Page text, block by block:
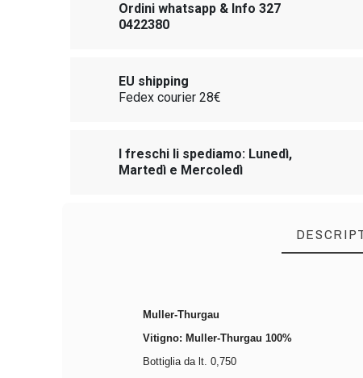
Ordini whatsapp & Info 327
0422380
EU shipping
Fedex courier 28€
I freschi li spediamo: Lunedì,
Martedì e Mercoledì
Muller-Thurgau
Vitigno: Muller-Thurgau 100%
Bottiglia da lt. 0,750